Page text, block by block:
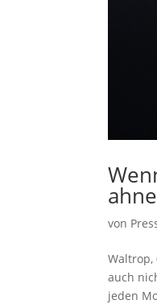
von
Waltrop,
auch
jeden